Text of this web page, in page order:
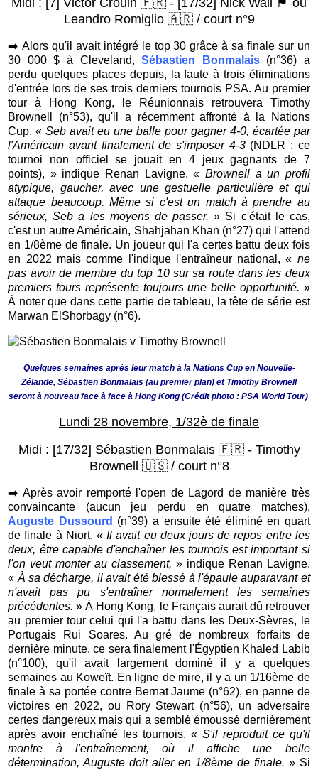
Midi : [7] Victor Crouin 🇫🇷 - [17/32] Nick Wall 🏴󠁧󠁢󠁥󠁮󠁧󠁿 ou
Leandro Romiglio 🇦🇷 / court n°9
➡️Alors qu'il avait intégré le top 30 grâce à sa finale sur un
30 000 $ à Cleveland,Sébastien Bonmalais (n°36) a
perdu quelques places depuis, la faute à trois éliminations
d'entrée lors de ses trois derniers tournois PSA. Au premier
tour à Hong Kong, le Réunionnais retrouvera Timothy
Brownell (n°53), qu'il a récemment affronté à la Nations
Cup. «Seb avait eu une balle pour gagner 4-0, écartée par
l'Américain avant finalement de s'imposer 4-3(NDLR : ce
tournoi non officiel se jouait en 4 jeux gagnants de 7
points), » indique Renan Lavigne. « Brownell a un profil
atypique, gaucher, avec une gestuelle particulière et qui
attaque beaucoup. Même si c'est un match à prendre au
sérieux, Seb a les moyens de passer. » Si c'était le cas,
c'est un autre Américain, Shahjahan Khan (n°27) qui l'attend
en 1/8ème de finale. Un joueur qui l'a certes battu deux fois
en 2022 mais comme l'indique l'entraîneur national, « ne
pas avoir de membre du top 10 sur sa route dans les deux
premiers tours représente toujours une belle opportunité. »
À noter que dans cette partie de tableau, la tête de série est
Marwan ElShorbagy (n°6).
Quelques semaines après leur match à la Nations Cup en Nouvelle-
Zélande, Sébastien Bonmalais (au premier plan) et Timothy Brownell
seront à nouveau face à face à Hong Kong (Crédit photo : PSA World Tour)
Lundi 28 novembre, 1/32è de finale
Midi : [17/32] Sébastien Bonmalais 🇫🇷 - Timothy
Brownell 🇺🇸 / court n°8
➡️ Après avoir remporté l'open de Lagord de manière très
convaincante (aucun jeu perdu en quatre matches),
Auguste Dussourd (n°39) a ensuite été éliminé en quart
de finale à Niort. «Il avait eu deux jours de repos entre les
deux, être capable d'enchaîner les tournois est important si
l'on veut monter au classement, » indique Renan Lavigne.
« À sa décharge, il avait été blessé à l'épaule auparavant et
n'avait pas pu s'entraîner normalement les semaines
précédentes. » À Hong Kong, le Français aurait dû retrouver
au premier tour celui qui l'a battu dans les Deux-Sèvres, le
Portugais Rui Soares. Au gré de nombreux forfaits de
dernière minute, ce sera finalement l'Égyptien Khaled Labib
(n°100), qu'il avait largement dominé il y a quelques
semaines au Koweït. En ligne de mire, il y a un 1/16ème de
finale à sa portée contre Bernat Jaume (n°62), en panne de
victoires en 2022, ou Rory Stewart (n°56), un adversaire
certes dangereux mais qui a semblé émoussé dernièrement
après avoir enchaîné les tournois. « S'il reproduit ce qu'il
montre à l'entraînement, où il affiche une belle
détermination, Auguste doit aller en 1/8ème de finale. » Si